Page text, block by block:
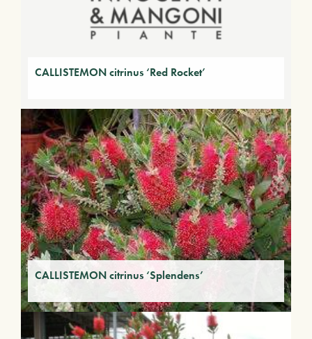
CALLISTEMON citrinus ‘Red Rocket’
CALLISTEMON citrinus ‘Splendens’